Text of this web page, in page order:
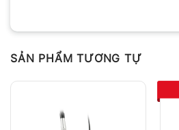
SẢN PHẨM TƯƠNG TỰ